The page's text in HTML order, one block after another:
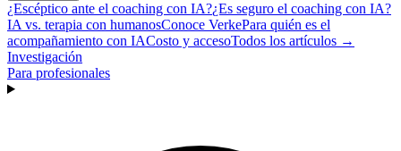
¿Escéptico ante el coaching con IA?¿Es seguro el coaching con IA?
IA vs. terapia con humanosConoce VerkePara quién es el
acompañamiento con IACosto y accesoTodos los artículos →
Investigación
Para profesionales